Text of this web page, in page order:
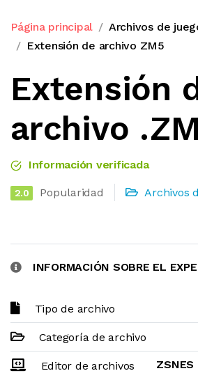
Página principal
Archivos de
Extensión de archivo ZM5
Extensión
archivo
Información verificada
2.0 Popularidad Archivos
INFORMACIÓN SOBRE EL
Tipo de archivo
Categoría de archivo
Editor de archivos